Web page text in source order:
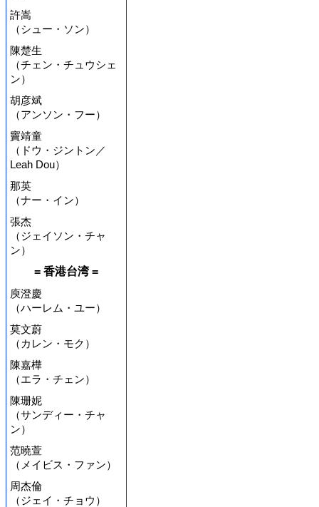
許嵩
（シュー・ソン）
陳楚生
（チェン・チュウシェ
ン）
胡彦斌
（アンソン・フー）
竇靖童
（ドウ・ジントン／
Leah Dou）
那英
（ナー・イン）
張杰
（ジェイソン・チャ
ン）
= 香港台湾 =
庾澄慶
（ハーレム・ユー）
莫文蔚
（カレン・モク）
陳嘉樺
（エラ・チェン）
陳珊妮
（サンディー・チャ
ン）
范曉萱
（メイビス・ファン）
周杰倫
（ジェイ・チョウ）